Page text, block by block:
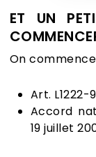
ET UN
On
Art.
Accord
19 juillet